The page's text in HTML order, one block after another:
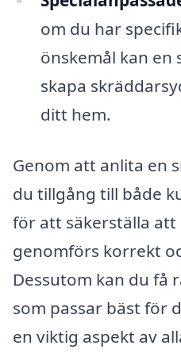
om du har
önskemål kan en
skapa
ditt hem.
Genom att anlita en
du tillgång till både
för att säkerställa
genomförs korrekt
Dessutom kan du få
som passar bäst för
en viktig aspekt av